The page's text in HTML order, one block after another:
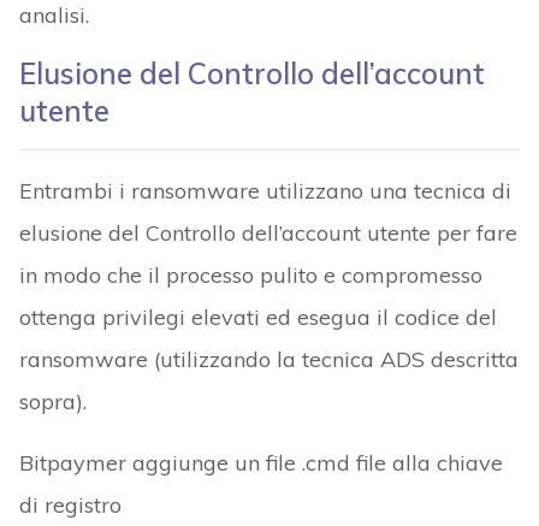
analisi.
Elusione del Controllo dell’account
utente
Entrambi i ransomware utilizzano una tecnica di
elusione del Controllo dell’account utente per fare
in modo che il processo pulito e compromesso
ottenga privilegi elevati ed esegua il codice del
ransomware (utilizzando la tecnica ADS descritta
sopra).
Bitpaymer aggiunge un file .cmd file alla chiave
di registro